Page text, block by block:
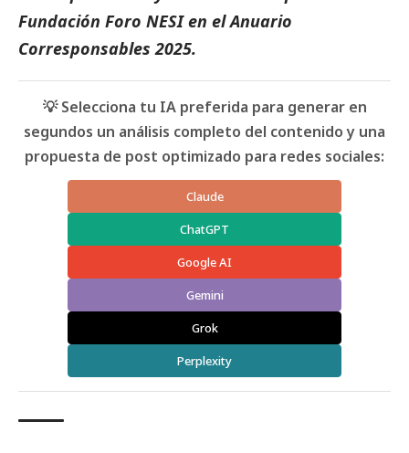
Fundación Foro NESIen elAnuario
Corresponsables 2025.
💡 Selecciona tu IA preferida para generar en
segundos un análisis completo del contenido y una
propuesta de post optimizado para redes sociales:
Claude
ChatGPT
Google AI
Gemini
Grok
Perplexity